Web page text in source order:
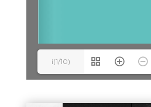
i(1/10)